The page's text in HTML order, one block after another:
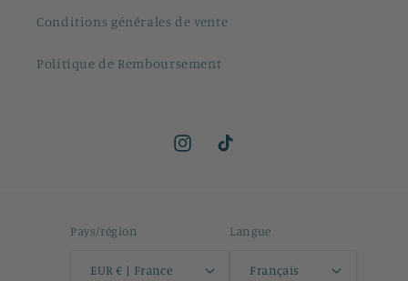
Conditions générales de vente
Politique de Remboursement
InstagramTikTok
Pays/région
EUR € | France
Langue
Français